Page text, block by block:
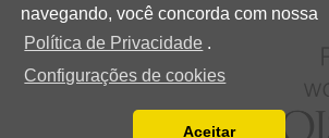
navegando, você concorda com nossa
Política de Privacidade .
Configurações de cookies
Aceitar